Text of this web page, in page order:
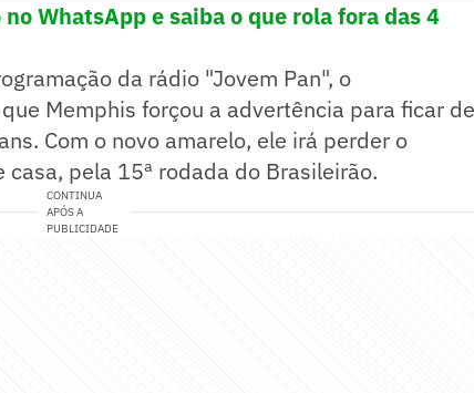
no WhatsApp e saiba o que rola fora das 4
da rádio "Jovem Pan", o
Memphis forçou a advertência para ficar de
Com o novo amarelo, ele irá perder o
pela 15ª rodada do Brasileirão.
CONTINUA
APÓS A
PUBLICIDADE